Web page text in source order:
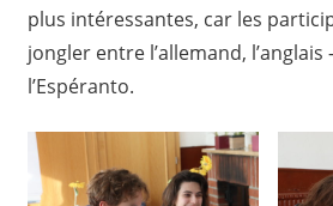
plus intéressantes, car les
jongler entre l’allemand, l’anglais
l’Espéranto.